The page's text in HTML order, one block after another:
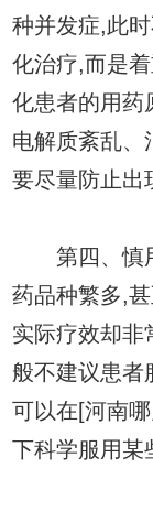
种并发症,此
化治疗,而是
化患者的用药
电解质紊乱、
要尽量防止出
第四、慎用
药品种繁多,
实际疗效却非
般不建议患者
可以在[河南
下科学服用某